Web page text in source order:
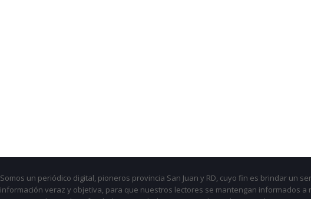
Somos un periódico digital, pioneros provincia San Juan y RD, cuyo fin es brindar un
información veraz y objetiva, para que nuestros lectores se mantengan informados a